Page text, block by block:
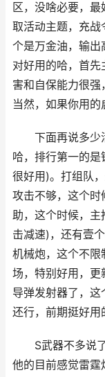
区，没啥必要，
取活动主题，充战
个是万金油，输出
对好用的哈，首
害和自保能力很强
当然，如果你用的
下面再说多少
哈，排行第一的
很好用)。打组队
攻击不够，这个时
助，这个时候，
击减速)，还有壹
机械炮，这个不限
场，特别好用，更
导弹发射器了，
还行，前期挺好用
S武器不多说了
他的目前感觉雷霆